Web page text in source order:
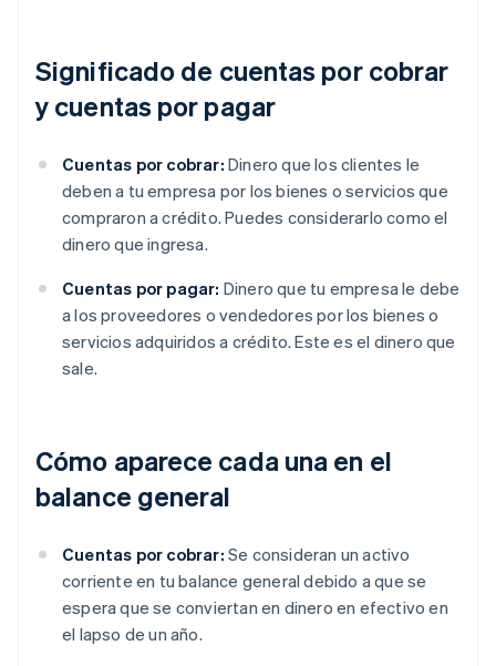
Significado de cuentas por cobrar
y cuentas por pagar
Cuentas por cobrar: Dinero que los clientes le
deben a tu empresa por los bienes o servicios que
compraron a crédito. Puedes considerarlo como el
dinero que ingresa.
Cuentas por pagar: Dinero que tu empresa le debe
a los proveedores o vendedores por los bienes o
servicios adquiridos a crédito. Este es el dinero que
sale.
Cómo aparece cada una en el
balance general
Cuentas por cobrar: Se consideran un activo
corriente en tu balance general debido a que se
espera que se conviertan en dinero en efectivo en
el lapso de un año.